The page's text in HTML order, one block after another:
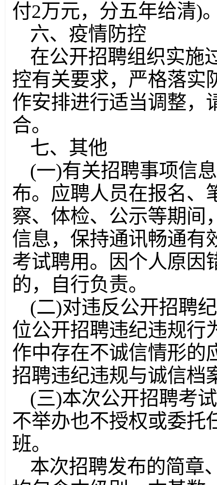
付2万元，分五年给清)
六、疫情防控
在公开招聘组织实施
控有关要求，严格落实
作安排进行适当调整，
合。
七、其他
(一)有关招聘事项信
布。应聘人员在报名、
察、体检、公示等期间
信息，保持通讯畅通有
考试聘用。因个人原因
的，自行负责。
(二)对违反公开招聘
位公开招聘违纪违规行
作中存在不诚信情形的
招聘违纪违规与诚信档
(三)本次公开招聘考
不举办也不授权或委托
班。
本次招聘发布的简章